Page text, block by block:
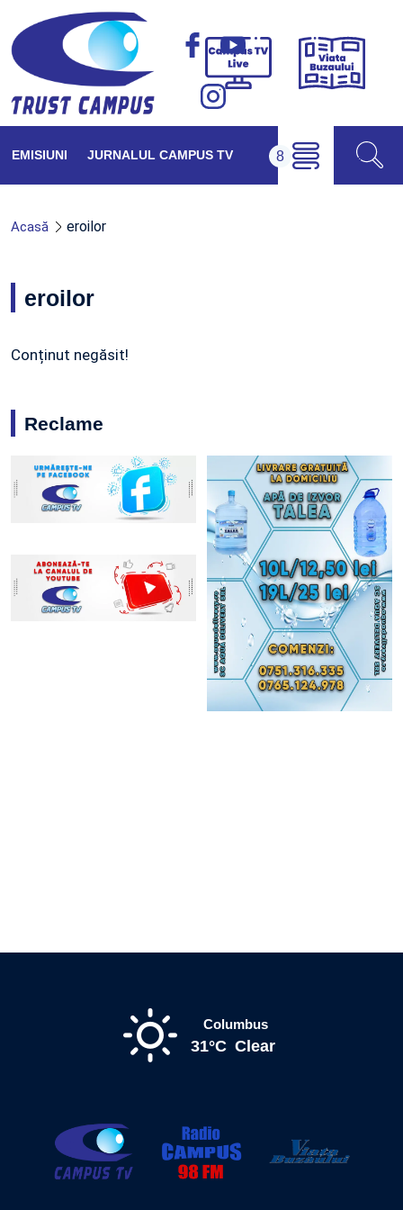
Campus
Viața
EMISIUNI JURNALUL CAMPUS TV
Acasă eroilor
eroilor
Conținut negăsit!
Reclame
Columbus
31°C Clear